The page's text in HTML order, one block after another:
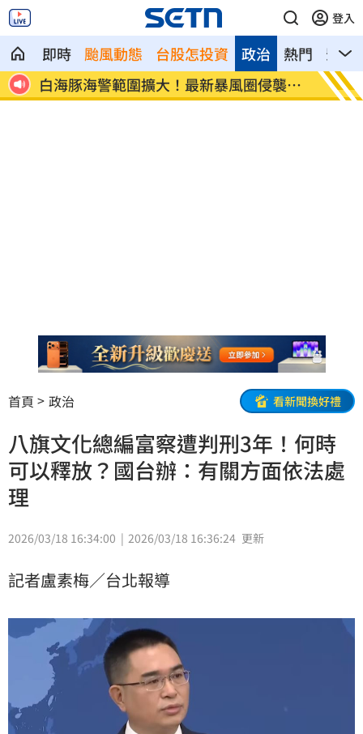
登入
即時 颱風動態 台股怎投資 熱門 影音
政治
！ 白海豚海警範圍擴大！最新暴風圈侵襲率
曝
慈濟
鍋
首頁 政治 看新聞換好禮
八旗文化總編富察遭判刑3年！何時
可以釋放？國台辦：有關方面依法處
理
2026/03/18 16:34:00 2026/03/18 16:36:24 更新
記者盧素梅／台北報導